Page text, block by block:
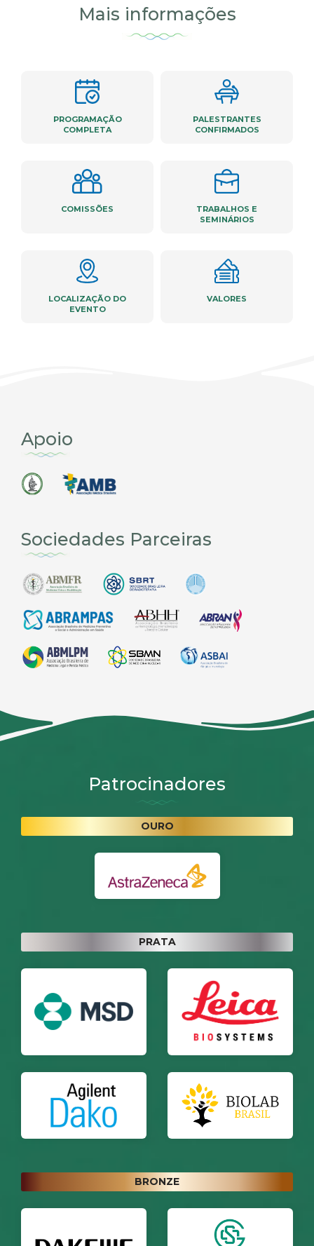
Mais informações
PROGRAMAÇÃO
COMPLETA
PALESTRANTES
CONFIRMADOS
COMISSÕES
TRABALHOS E
SEMINÁRIOS
LOCALIZAÇÃO DO
EVENTO
VALORES
Apoio
Sociedades Parceiras
Patrocinadores
OURO
PRATA
BRONZE